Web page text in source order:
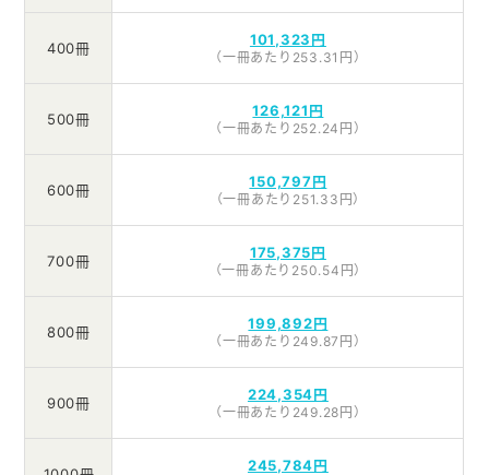
400冊 101,323円
（一冊あたり253.31円）
500冊 126,121円
（一冊あたり252.24円）
600冊 150,797円
（一冊あたり251.33円）
700冊 175,375円
（一冊あたり250.54円）
800冊 199,892円
（一冊あたり249.87円）
900冊 224,354円
（一冊あたり249.28円）
245,784円